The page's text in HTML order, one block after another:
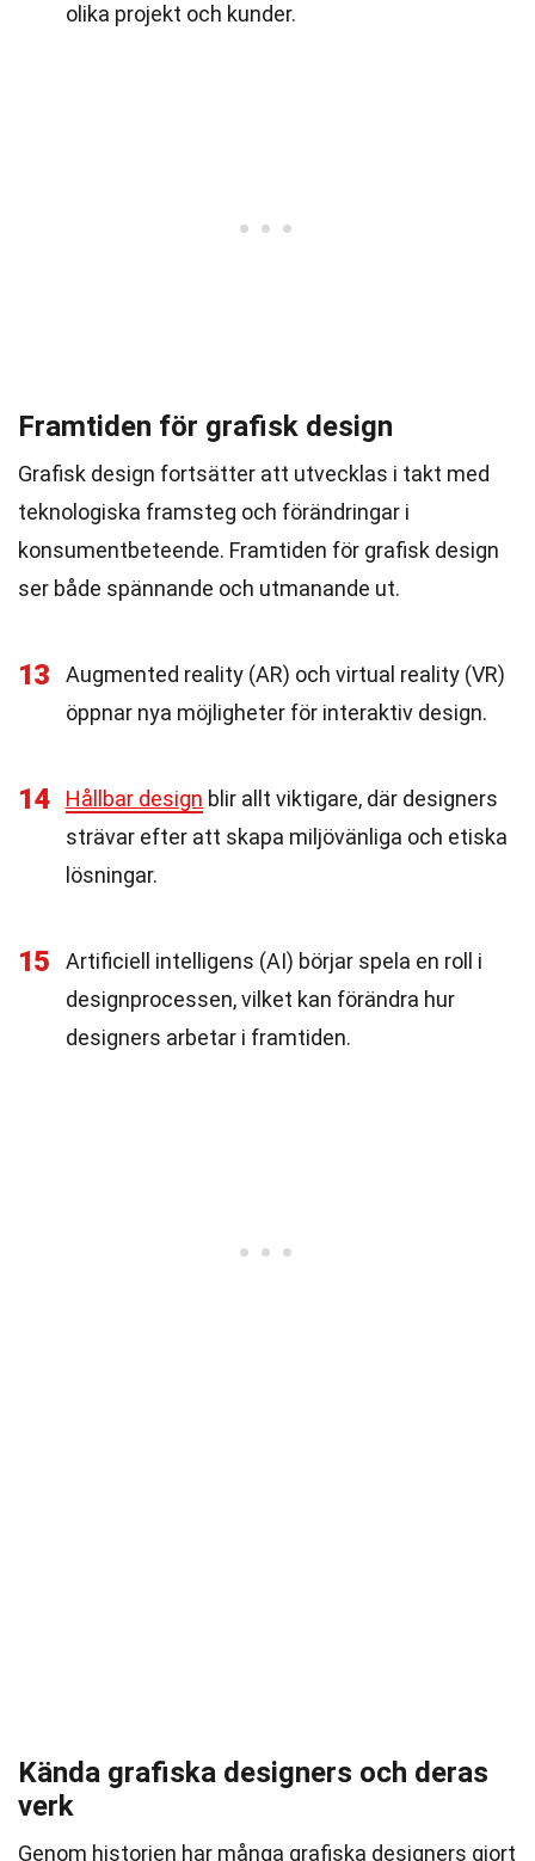
olika projekt och kunder.
Framtiden för grafisk design
Grafisk design fortsätter att utvecklas i takt med
teknologiska framsteg och förändringar i
konsumentbeteende. Framtiden för grafisk design
ser både spännande och utmanande ut.
13
Augmented reality (AR) och virtual reality (VR)
öppnar nya möjligheter för interaktiv design.
14 Hållbar design blir allt viktigare, där designers
strävar efter att skapa miljövänliga och etiska
lösningar.
15
Artificiell intelligens (AI) börjar spela en roll i
designprocessen, vilket kan förändra hur
designers arbetar i framtiden.
Kända grafiska designers och deras
verk
Genom historien har många grafiska designers gjort